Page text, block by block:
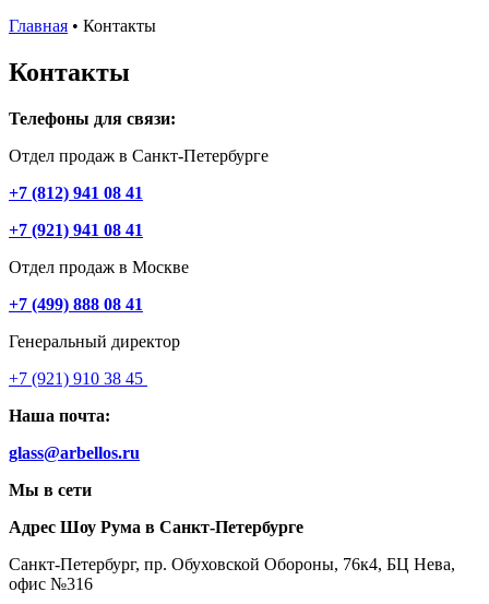
Главная • Контакты
Контакты
Телефоны для связи:
Отдел продаж в Санкт-Петербурге
+7 (812) 941 08 41
+7 (921) 941 08 41
Отдел продаж в Москве
+7 (499) 888 08 41
Генеральный директор
+7 (921) 910 38 45
Наша почта:
glass@arbellos.ru
Мы в сети
Адрес Шоу Рума в Санкт-Петербурге
Санкт-Петербург, пр. Обуховской Обороны, 76к4, БЦ Нева,
офис №316